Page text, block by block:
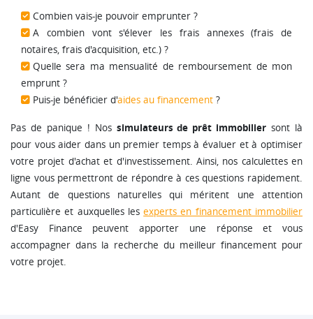
Combien vais-je pouvoir emprunter ?
A combien vont s'élever les frais annexes (frais de
notaires, frais d'acquisition, etc.) ?
Quelle sera ma mensualité de remboursement de mon
emprunt ?
Puis-je bénéficier d'aides au financement ?
Pas de panique ! Nos simulateurs de prêt immobilier sont là
pour vous aider dans un premier temps à évaluer et à optimiser
votre projet d'achat et d'investissement. Ainsi, nos calculettes en
ligne vous permettront de répondre à ces questions rapidement.
Autant de questions naturelles qui méritent une attention
particulière et auxquelles lesexperts en financement immobilier
d'Easy Finance peuvent apporter une réponse et vous
accompagner dans la recherche du meilleur financement pour
votre projet.